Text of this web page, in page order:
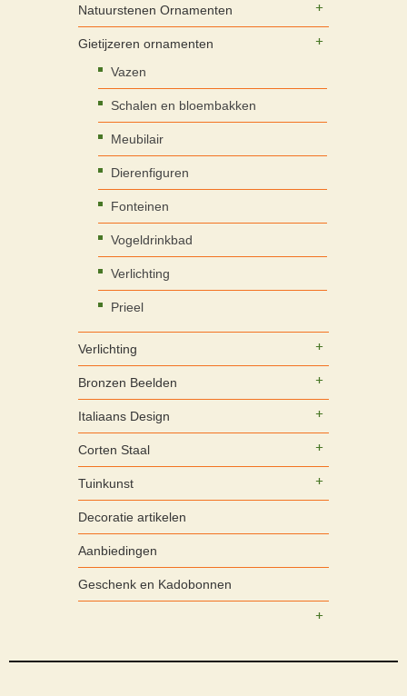
Natuurstenen Ornamenten
Gietijzeren ornamenten
Vazen
Schalen en bloembakken
Meubilair
Dierenfiguren
Fonteinen
Vogeldrinkbad
Verlichting
Prieel
Verlichting
Bronzen Beelden
Italiaans Design
Corten Staal
Tuinkunst
Decoratie artikelen
Aanbiedingen
Geschenk en Kadobonnen